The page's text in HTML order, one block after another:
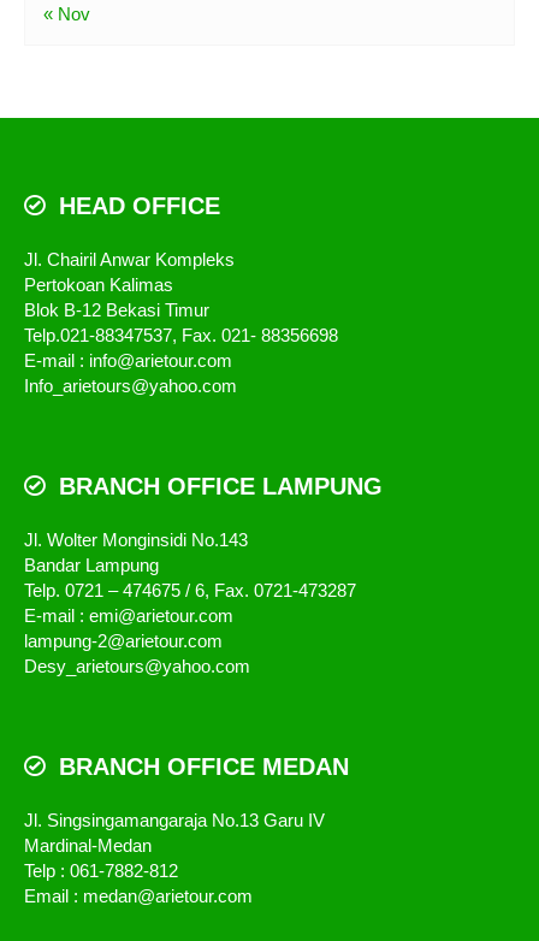
« Nov
HEAD OFFICE
Jl. Chairil Anwar Kompleks
Pertokoan Kalimas
Blok B-12 Bekasi Timur
Telp.021-88347537, Fax. 021- 88356698
E-mail : info@arietour.com
Info_arietours@yahoo.com
BRANCH OFFICE LAMPUNG
Jl. Wolter Monginsidi No.143
Bandar Lampung
Telp. 0721 – 474675 / 6, Fax. 0721-473287
E-mail : emi@arietour.com
lampung-2@arietour.com
Desy_arietours@yahoo.com
BRANCH OFFICE MEDAN
Jl. Singsingamangaraja No.13 Garu IV
Mardinal-Medan
Telp : 061-7882-812
Email : medan@arietour.com